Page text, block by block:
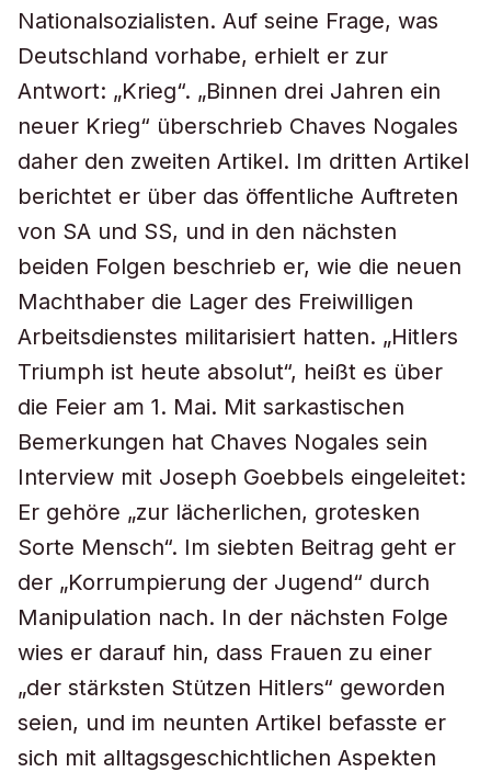
Nationalsozialisten. Auf seine Frage, was
Deutschland vorhabe, erhielt er zur
Antwort: „Krieg“. „Binnen drei Jahren ein
neuer Krieg“ überschrieb Chaves Nogales
daher den zweiten Artikel. Im dritten Artikel
berichtet er über das öffentliche Auftreten
von SA und SS, und in den nächsten
beiden Folgen beschrieb er, wie die neuen
Machthaber die Lager des Freiwilligen
Arbeitsdienstes militarisiert hatten. „Hitlers
Triumph ist heute absolut“, heißt es über
die Feier am 1. Mai. Mit sarkastischen
Bemerkungen hat Chaves Nogales sein
Interview mit Joseph Goebbels eingeleitet:
Er gehöre „zur lächerlichen, grotesken
Sorte Mensch“. Im siebten Beitrag geht er
der „Korrumpierung der Jugend“ durch
Manipulation nach. In der nächsten Folge
wies er darauf hin, dass Frauen zu einer
„der stärksten Stützen Hitlers“ geworden
seien, und im neunten Artikel befasste er
sich mit alltagsgeschichtlichen Aspekten